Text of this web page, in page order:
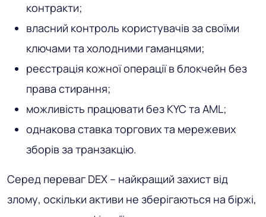
контракти;
власний контроль користувачів за своїми
ключами та холодними гаманцями;
реєстрація кожної операції в блокчейн без
права стирання;
можливість працювати без KYC та AML;
однакова ставка торгових та мережевих
зборів за транзакцію.
Серед переваг DEX – найкращий захист від
злому, оскільки активи не зберігаються на біржі,